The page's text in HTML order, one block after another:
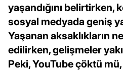
yaşandığını belirtirken,
sosyal medyada geniş
Yaşanan aksaklıkların
edilirken, gelişmeler
Peki, YouTube çöktü